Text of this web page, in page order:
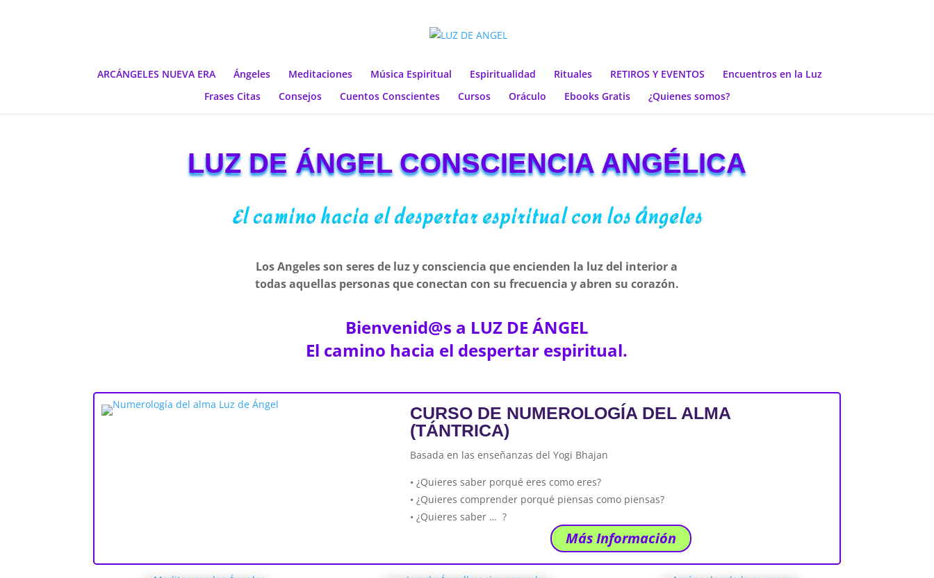
ARCÁNGELES NUEVA ERA Ángeles Meditaciones Música Espiritual Espiritualidad Rituales RETIROS Y EVENTOS
Encuentros en la Luz
Frases Citas
Consejos Cuentos Conscientes Cursos Oráculo Ebooks Gratis ¿Quienes somos?
LUZ DE ÁNGEL CONSCIENCIA ANGÉLICA
El camino hacia el despertar espiritual con los Ángeles
Los Angeles son seres de luz y consciencia que encienden la luz del interior a
todas aquellas personas que conectan con su frecuencia y abren su corazón.
Bienvenid@s a LUZ DE ÁNGEL
El camino hacia el despertar espiritual.
CURSO DE NUMEROLOGÍA DEL ALMA
(TÁNTRICA)
Basada en las enseñanzas del Yogi Bhajan
• ¿Quieres saber porqué eres como eres?
• ¿Quieres comprender porqué piensas como piensas?
• ¿Quieres saber … ?
Más Información